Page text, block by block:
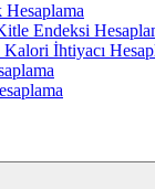
Hesaplama
Endeksi
İhtiyacı